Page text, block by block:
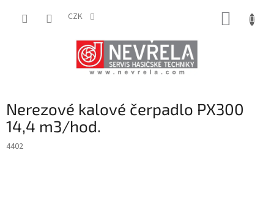
CZK
Nerezové kalové čerpadlo PX300
14,4 m3/hod.
4402